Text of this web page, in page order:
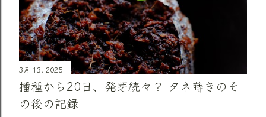
3月 13, 2025
播種から20日、発芽続々？ タネ蒔きのそ
の後の記録